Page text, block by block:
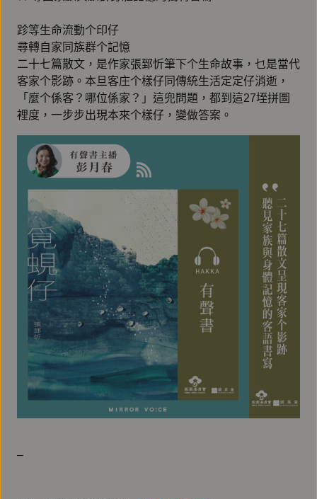
跈等生命流動个印仔
尋轉自家同族群个記憶
二十七篇散文，是作家張郅忻筆下个生命故事，乜是當代
客家个影跡。本旦客庄个樣仔同傳統生活定定仔消逝，
「麼个係客？哪位係家？」這兜問題，都到這27垤拼圖
裡度，一步步出現本來个樣仔，變做答案。
–